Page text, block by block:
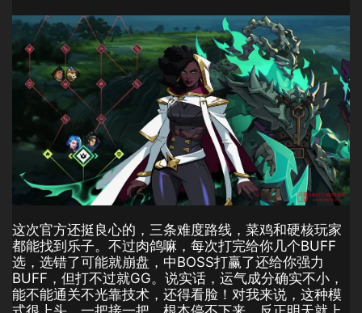
这次官方还挺良心的，三条难度路线，菜鸡和硬核玩家
都能找到乐子。不过肉鸽嘛，每次打完给你几个BUFF
选，选错了可能就崩盘，中BOSS打赢了还给你强力
BUFF，但打不过就GG。说实话，运气成分确实不小，
能不能通关不光靠技术，还得看脸！对我来说，这种模